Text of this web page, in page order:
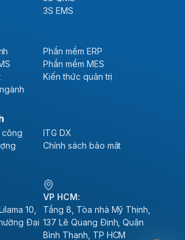
3S EMS
Phần mềm ERP
Phần mềm MES
Kiến thức quản trị
công
ITG DX
Chính sách bảo mật
10,
Đại
VP HCM:
Tầng 8, Tòa nhà Mỹ Thịnh,
137 Lê Quang Định, Quận
Bình Thạnh, TP HCM